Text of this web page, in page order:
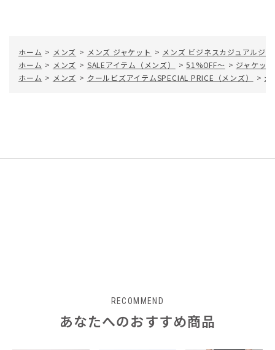
ホーム > メンズ > メンズ ジャケット > メンズ ビジネスカジュアルジ
ホーム > メンズ > SALEアイテム（メンズ） > 51%OFF～ > ジャケッ
ホーム > メンズ > クールビズアイテムSPECIAL PRICE（メンズ） > ジ
RECOMMEND
あなたへのおすすめ商品